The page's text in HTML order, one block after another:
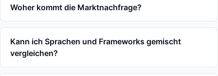
Woher kommt die Marktnachfrage?
Kann ich Sprachen und Frameworks gemischt
vergleichen?